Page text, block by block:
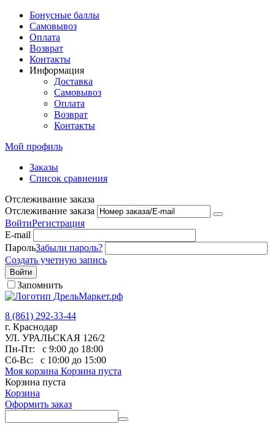
Бонусные баллы
Самовывоз
Оплата
Возврат
Контакты
Информация
Доставка
Самовывоз
Оплата
Возврат
Контакты
Мой профиль
Заказы
Список сравнения
Отслеживание заказа
Отслеживание заказа
ВойтиРегистрация
E-mail
ПарольЗабыли пароль?
Создать учетную запись
Войти
Запомнить
8 (861) 292-33-44
г. Краснодар
УЛ. УРАЛЬСКАЯ 126/2
Пн-Пт:
с 9:00 до 18:00
Сб-Вс:
с 10:00 до 15:00
Моя корзина Корзина пуста
Корзина пуста
Корзина
Оформить заказ